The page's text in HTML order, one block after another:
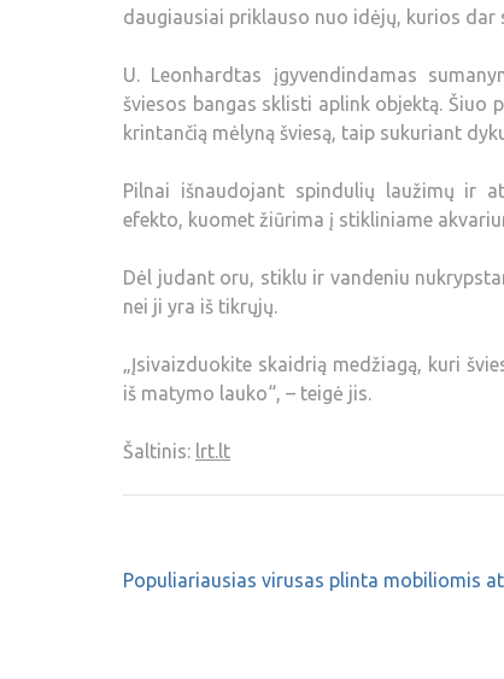
daugiausiai priklauso nuo idėjų, kurios dar
U. Leonhardtas įgyvendindamas
šviesos bangas sklisti aplink objektą.
krintančią mėlyną šviesą, taip sukuriant
Pilnai išnaudojant spindulių laužimų ir
efekto, kuomet žiūrima į stikliniame
Dėl judant oru, stiklu ir vandeniu
nei ji yra iš tikrųjų.
„Įsivaizduokite skaidrią medžiagą, kuri
iš matymo lauko“, – teigė jis.
Šaltinis: lrt.lt
Populiariausias virusas plinta mobiliomis